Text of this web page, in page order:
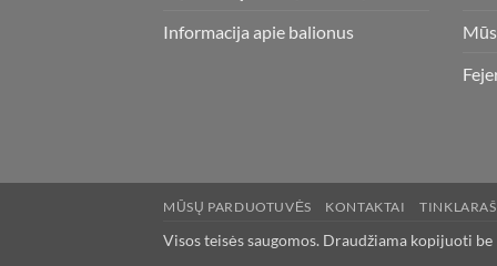
Informacija apie balionus
MŪSŲ PARDUOTUVĖS KONTAKTAI
Visos teisės saugomos. Draudžiama kopijuoti